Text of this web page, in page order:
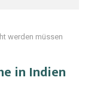
werden müssen
in Indien